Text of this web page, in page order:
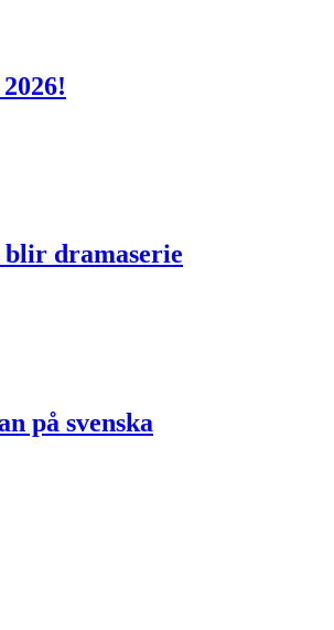
blir dramaserie
på svenska